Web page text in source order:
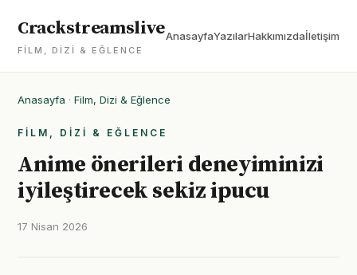
Crackstreamslive
FILM, DIZI & EĞLENCE
AnasayfaYazılarHakkımızdaİletişim
Anasayfa · Film, Dizi & Eğlence
FILM, DIZI & EĞLENCE
Anime önerileri deneyiminizi
iyileştirecek sekiz ipucu
17 Nisan 2026